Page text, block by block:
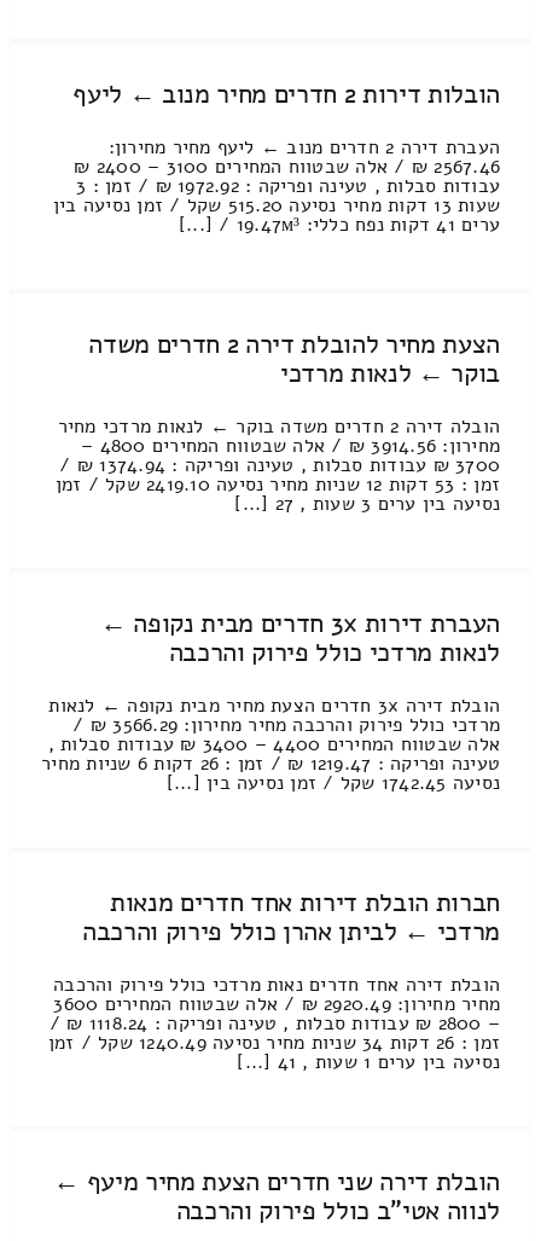
הובלות דירות 2 חדרים מחיר מנוב ← ליעף
העברת דירה 2 חדרים מנוב ← ליעף מחיר מחירון:
2567.46 ₪ / אלה שבטווח המחירים 3100 – 2400 ₪
עבודות סבלות , טעינה ופריקה : 1972.92 ₪ / זמן : 3
שעות 13 דקות מחיר נסיעה 515.20 שקל / זמן נסיעה בין
ערים 41 דקות נפח כללי: 19.47м³ / [...]
הצעת מחיר להובלת דירה 2 חדרים משדה
בוקר ← לנאות מרדכי
הובלה דירה 2 חדרים משדה בוקר ← לנאות מרדכי מחיר
מחירון: 3914.56 ₪ / אלה שבטווח המחירים 4800 –
3700 ₪ עבודות סבלות , טעינה ופריקה : 1374.94 ₪ /
זמן : 53 דקות 12 שניות מחיר נסיעה 2419.10 שקל / זמן
נסיעה בין ערים 3 שעות , 27 [...]
העברת דירות 3x חדרים מבית נקופה ←
לנאות מרדכי כולל פירוק והרכבה
הובלת דירה 3x חדרים הצעת מחיר מבית נקופה ← לנאות
מרדכי כולל פירוק והרכבה מחיר מחירון: 3566.29 ₪ /
אלה שבטווח המחירים 4400 – 3400 ₪ עבודות סבלות ,
טעינה ופריקה : 1219.47 ₪ / זמן : 26 דקות 6 שניות מחיר
נסיעה 1742.45 שקל / זמן נסיעה בין [...]
חברות הובלת דירות אחד חדרים מנאות
מרדכי ← לביתן אהרן כולל פירוק והרכבה
הובלת דירה אחד חדרים נאות מרדכי כולל פירוק והרכבה
מחיר מחירון: 2920.49 ₪ / אלה שבטווח המחירים 3600
– 2800 ₪ עבודות סבלות , טעינה ופריקה : 1118.24 ₪ /
זמן : 26 דקות 34 שניות מחיר נסיעה 1240.49 שקל / זמן
נסיעה בין ערים 1 שעות , 41 [...]
הובלת דירה שני חדרים הצעת מחיר מיעף ←
לנווה אטי"ב כולל פירוק והרכבה